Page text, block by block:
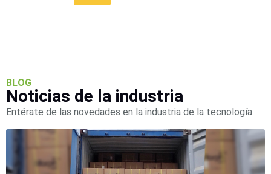
IP
BLOG
Noticias de la industria
Entérate de las novedades en la industria de la tecnología.